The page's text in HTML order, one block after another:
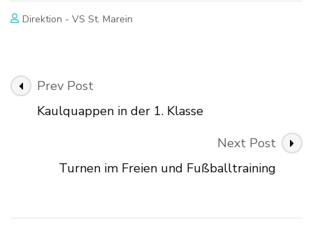
Direktion - VS St. Marein
Post
Navigation
Prev Post
Kaulquappen in der 1. Klasse
Next Post
Turnen im Freien und Fußballtraining